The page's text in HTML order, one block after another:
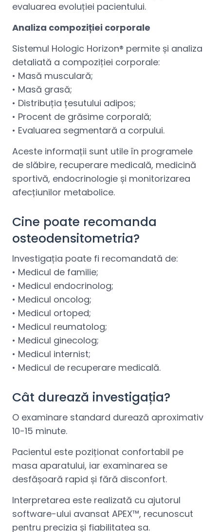
evaluarea evoluției pacientului.
Analiza compoziției corporale
Sistemul Hologic Horizon® permite și analiza
detaliată a compoziției corporale:
• Masă musculară;
• Masă grasă;
• Distribuția țesutului adipos;
• Procent de grăsime corporală;
• Evaluarea segmentară a corpului.
Aceste informații sunt utile în programele
de slăbire, recuperare medicală, medicină
sportivă, endocrinologie și monitorizarea
afecțiunilor metabolice.
Cine poate recomanda
osteodensitometria?
Investigația poate fi recomandată de:
• Medicul de familie;
• Medicul endocrinolog;
• Medicul oncolog;
• Medicul ortoped;
• Medicul reumatolog;
• Medicul ginecolog;
• Medicul internist;
• Medicul de recuperare medicală.
Cât durează investigația?
O examinare standard durează aproximativ
10-15 minute.
Pacientul este poziționat confortabil pe
masa aparatului, iar examinarea se
desfășoară rapid și fără disconfort.
Interpretarea este realizată cu ajutorul
software-ului avansat APEX™, recunoscut
pentru precizia și fiabilitatea sa.